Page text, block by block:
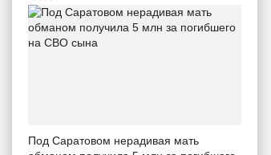
Под Саратовом нерадивая мать